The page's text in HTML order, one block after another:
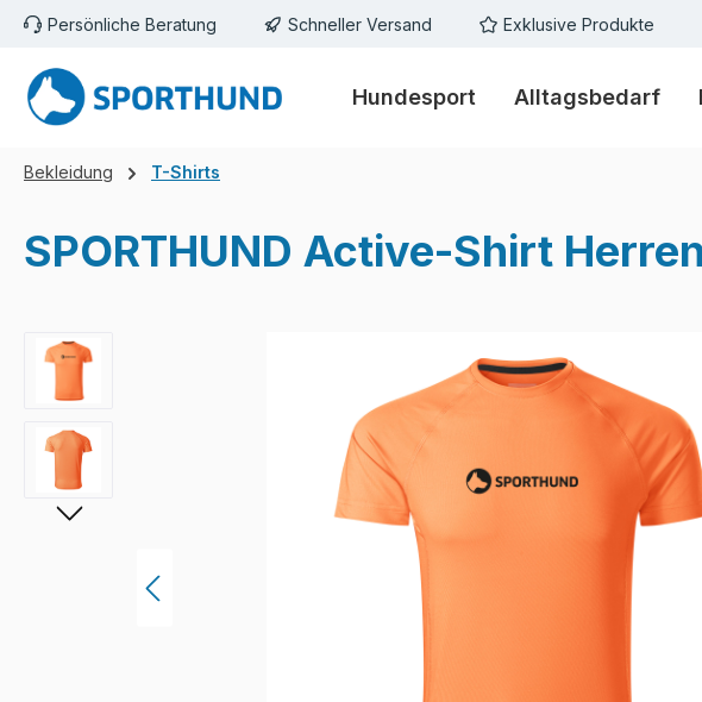
Hauptinhalt springen
Zur Suche springen
Zur Hauptnavigation springen
Persönliche Beratung Schneller Versand Exklusive Produkte
Hundesport Alltagsbedarf
Bekleidung T-Shirts
SPORTHUND Active-Shirt
Bildergalerie überspringen